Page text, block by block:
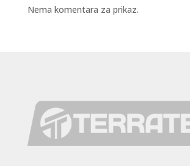
Nema komentara za prikaz.